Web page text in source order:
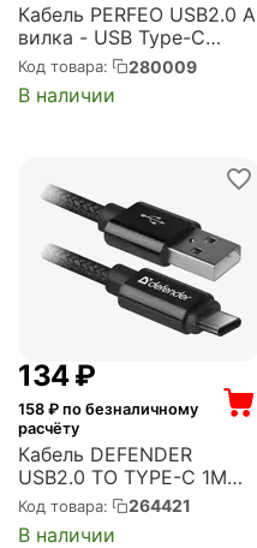
Кабель PERFEO USB2.0 A
вилка - USB Type-C
вилка, черно-красный,
длина 1 м. (U4901)
Код товара: 280009
В наличии
‍134‍₽
158 ₽ по безналичному
расчёту
Кабель DEFENDER
USB2.0 TO TYPE-C 1M
BLACK USB09-03T
(87814)
Код товара: 264421
В наличии